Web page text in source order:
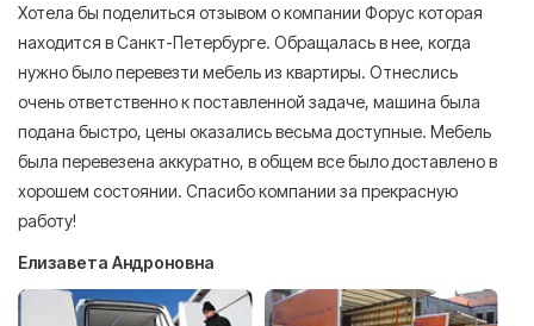
Хотела бы поделиться отзывом о компании Форус которая
находится в Санкт-Петербурге. Обращалась в нее, когда
нужно было перевезти мебель из квартиры. Отнеслись
очень ответственно к поставленной задаче, машина была
подана быстро, цены оказались весьма доступные. Мебель
была перевезена аккуратно, в общем все было доставлено в
хорошем состоянии. Спасибо компании за прекрасную
работу!
Елизавета Андроновна